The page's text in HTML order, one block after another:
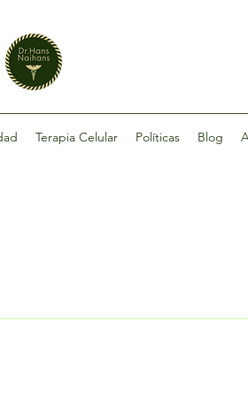
Terapia Celular Políticas Blog